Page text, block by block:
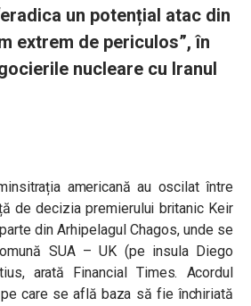
un potențial atac din
extrem de periculos”, în
nucleare cu Iranul
americană au oscilat între
de decizia premierului britanic Keir
din Arhipelagul Chagos, unde se
SUA – UK (pe insula Diego
arată Financial Times. Acordul
care se află baza să fie închiriată